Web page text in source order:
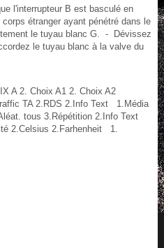
l'interrupteur B est basculé en
étranger ayant pénétré dans le
le tuyau blanc G. - Dévissez
le tuyau blanc à la valve du
A 2. Choix A1 2. Choix A2
TA 2.RDS 2.Info Text 1.Média
tous 3.Répétition 2.Info Text
2.Celsius 2.Farhenheit 1.